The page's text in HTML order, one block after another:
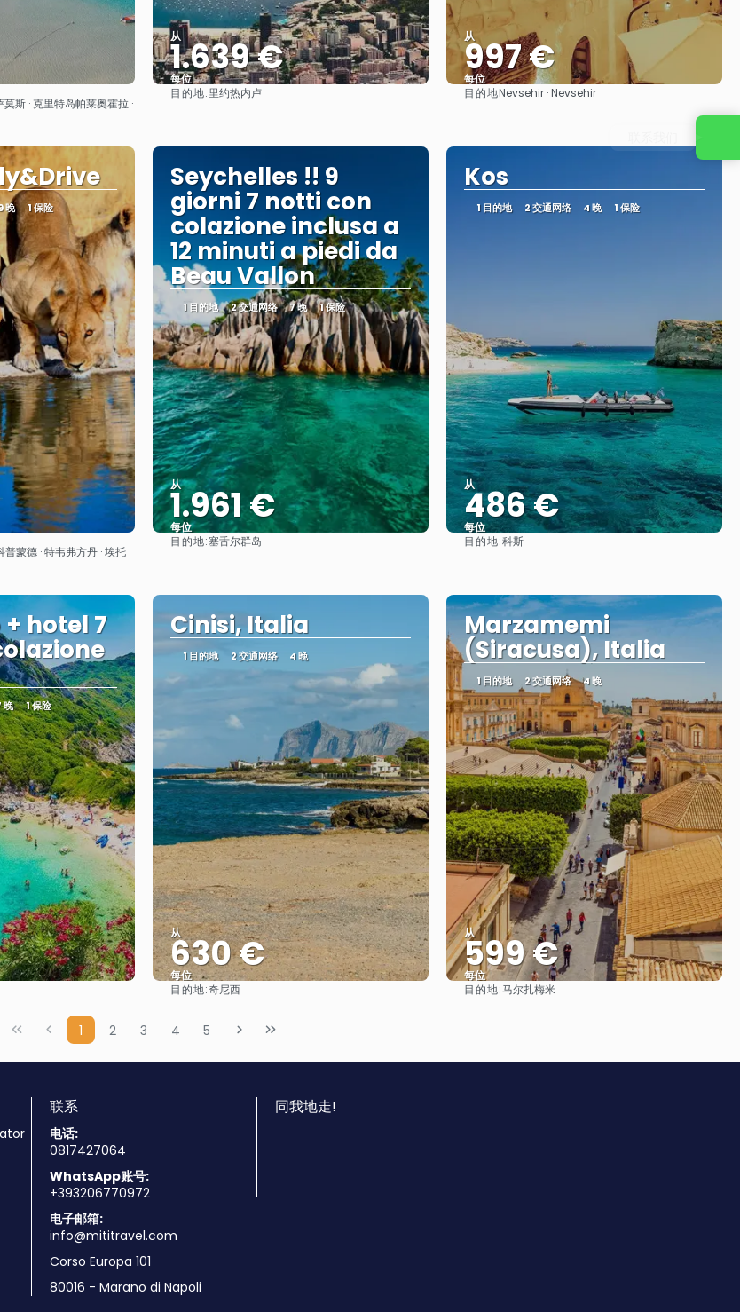
斯 · 克里特岛帕莱奥霍拉 ·
从
1.639 €
每位
目的地:里约热内卢
从
997 €
每位
看到
目的地Nevsehir · Nevsehir
晚 1 保险
蒙德 · 特韦弗方丹 · 埃托
Seychelles !! 9
giorni 7 notti con
colazione inclusa a
12 minuti a piedi da
Beau Vallon
1 目的地 2 交通网络 7 晚 1 保险
从
1.961 €
每位
目的地:塞舌尔群岛
Kos
1 目的地 2 交通网络 4 晚 1 保险
从
486 €
每位
目的地:科斯
hotel 7
晚 1 保险
Cinisi, Italia
1 目的地 2 交通网络 4 晚
从
630 €
每位
目的地:奇尼西
Marzamemi
(Siracusa), Italia
1 目的地 2 交通网络 4 晚
从
599 €
每位
目的地:马尔扎梅米
1 2 3 4 5
联系
电话:
0817427064
WhatsApp账号:
+393206770972
电子邮箱:
info@mititravel.com
Corso Europa 101
80016 - Marano di Napoli
同我地走!